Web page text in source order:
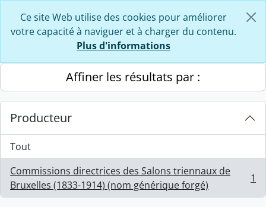
Ce site Web utilise des cookies pour améliorer
votre capacité à naviguer et à charger du contenu.
Plus d'informations
Affiner les résultats par :
Producteur
Tout
Commissions directrices des Salons triennaux de
Bruxelles (1833-1914) (nom générique forgé)
, 1 résultats 1